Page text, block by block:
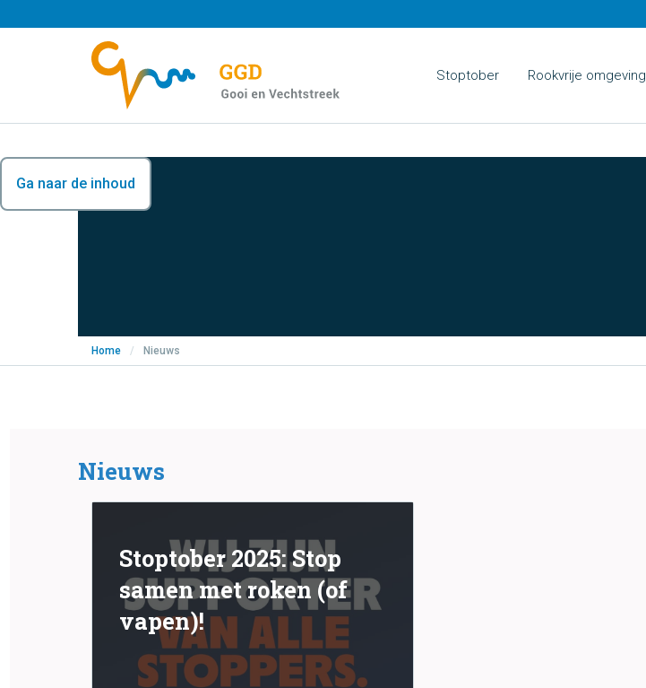
Ga naar de inhoud
Stoptober Rookvrije omgeving
Home / Nieuws
Nieuws
Stoptober 2025: Stop
samen met roken (of
vapen)!